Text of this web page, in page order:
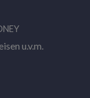
u.v.m.